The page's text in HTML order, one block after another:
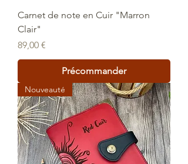
Carnet de note en Cuir "Marron
Clair"
Prix
89,00 €
Précommander
Nouveauté